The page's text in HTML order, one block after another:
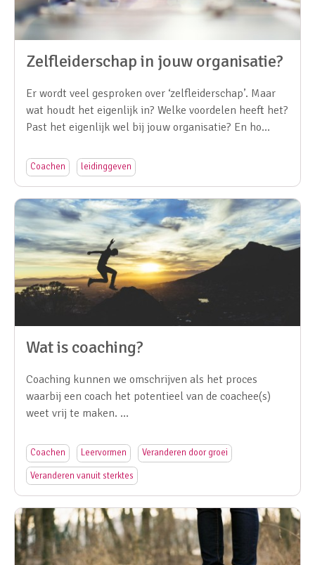
Zelfleiderschap in jouw organisatie?
Er wordt veel gesproken over ‘zelfleiderschap’. Maar
wat houdt het eigenlijk in? Welke voordelen heeft het?
Past het eigenlijk wel bij jouw organisatie? En ho…
Coachen leidinggeven
Wat is coaching?
Coaching kunnen we omschrijven als het proces
waarbij een coach het potentieel van de coachee(s)
weet vrij te maken. …
Coachen Leervormen Veranderen door groei
Veranderen vanuit sterktes